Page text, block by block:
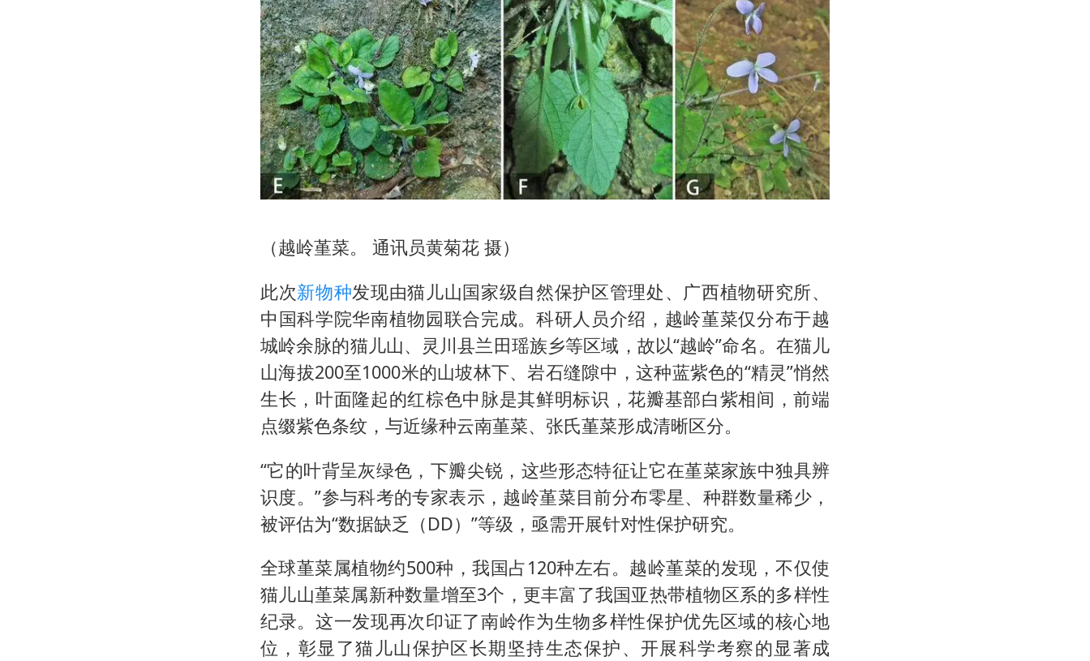
（越岭堇菜。 通讯员黄菊花 摄）
此次新物种发现由猫儿山国家级自然保护区管理处、广西植物研究所、
中国科学院华南植物园联合完成。科研人员介绍，越岭堇菜仅分布于越
城岭余脉的猫儿山、灵川县兰田瑶族乡等区域，故以“越岭”命名。在猫儿
山海拔200至1000米的山坡林下、岩石缝隙中，这种蓝紫色的“精灵”悄然
生长，叶面隆起的红棕色中脉是其鲜明标识，花瓣基部白紫相间，前端
点缀紫色条纹，与近缘种云南堇菜、张氏堇菜形成清晰区分。
“它的叶背呈灰绿色，下瓣尖锐，这些形态特征让它在堇菜家族中独具辨
识度。”参与科考的专家表示，越岭堇菜目前分布零星、种群数量稀少，
被评估为“数据缺乏（DD）”等级，亟需开展针对性保护研究。
全球堇菜属植物约500种，我国占120种左右。越岭堇菜的发现，不仅使
猫儿山堇菜属新种数量增至3个，更丰富了我国亚热带植物区系的多样性
纪录。这一发现再次印证了南岭作为生物多样性保护优先区域的核心地
位，彰显了猫儿山保护区长期坚持生态保护、开展科学考察的显著成